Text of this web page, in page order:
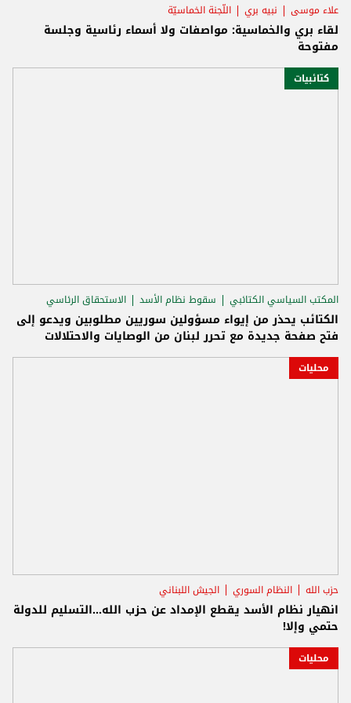
علاء موسى نبيه بري اللّجنة الخماسيّة
لقاء بري والخماسية: مواصفات ولا أسماء رئاسية وجلسة
مفتوحة
كتائبيات
المكتب السياسي الكتائبي سقوط نظام الأسد الاستحقاق الرئاسي
الكتائب يحذر من إيواء مسؤولين سوريين مطلوبين ويدعو إلى
فتح صفحة جديدة مع تحرر لبنان من الوصايات والاحتلالات
محليات
حزب الله النظام السوري الجيش اللبناني
انهيار نظام الأسد يقطع الإمداد عن حزب الله...التسليم للدولة
حتمي وإلا!
محليات